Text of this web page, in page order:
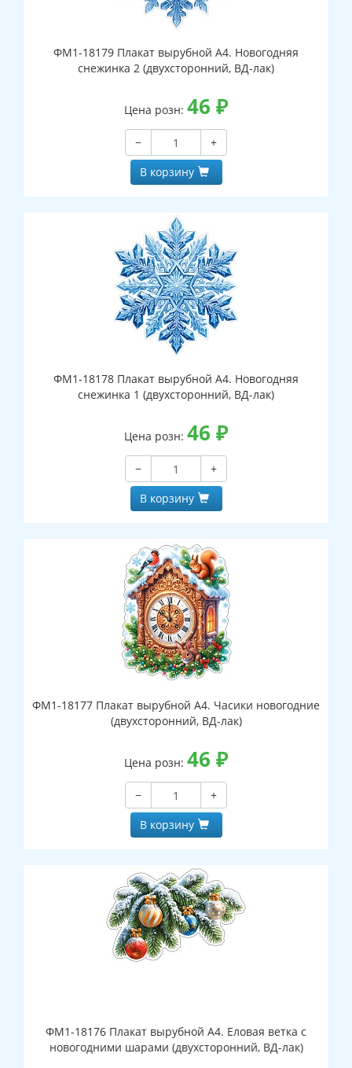
ФМ1-18179 Плакат вырубной А4. Новогодняя
снежинка 2 (двухсторонний, ВД-лак)
Цена розн: 46 ₽
−
+
В корзину
ФМ1-18178 Плакат вырубной А4. Новогодняя
снежинка 1 (двухсторонний, ВД-лак)
Цена розн: 46 ₽
−
+
В корзину
ФМ1-18177 Плакат вырубной А4. Часики новогодние
(двухсторонний, ВД-лак)
Цена розн: 46 ₽
−
+
В корзину
ФМ1-18176 Плакат вырубной А4. Еловая ветка с
новогодними шарами (двухсторонний, ВД-лак)